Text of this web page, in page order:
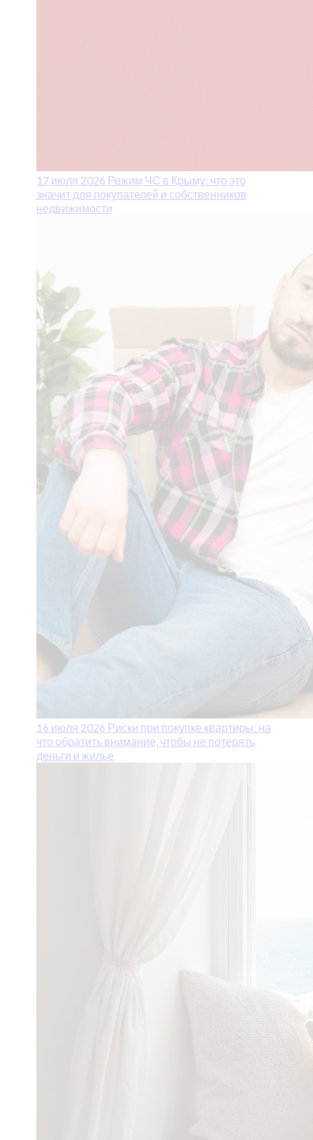
17 июля 2026 Режим ЧС в Крыму: что это
значит для покупателей и собственников
недвижимости
16 июля 2026 Риски при покупке квартиры: на
что обратить внимание, чтобы не потерять
деньги и жилье